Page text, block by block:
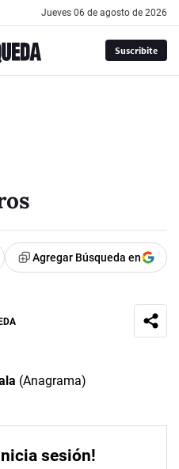
jueves 06 de agosto de 2026
Suscribite
Agregar Búsqueda en
(Anagrama)
sesión!